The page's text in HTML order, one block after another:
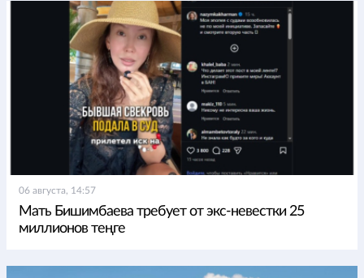
06 августа, 14:57
Мать Бишимбаева требует от экс-невестки 25
миллионов теңге